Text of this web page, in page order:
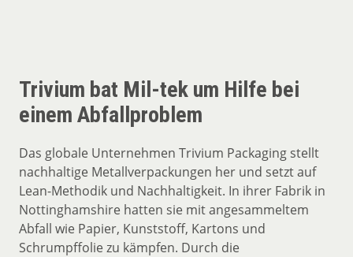
Trivium bat Mil-tek um Hilfe bei
einem Abfallproblem
Das globale Unternehmen Trivium Packaging stellt
nachhaltige Metallverpackungen her und setzt auf
Lean-Methodik und Nachhaltigkeit. In ihrer Fabrik in
Nottinghamshire hatten sie mit angesammeltem
Abfall wie Papier, Kunststoff, Kartons und
Schrumpffolie zu kämpfen. Durch die